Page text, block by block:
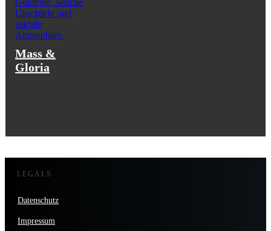
Mass &
Gloria
LEGALS
Datenschutz
Impressum